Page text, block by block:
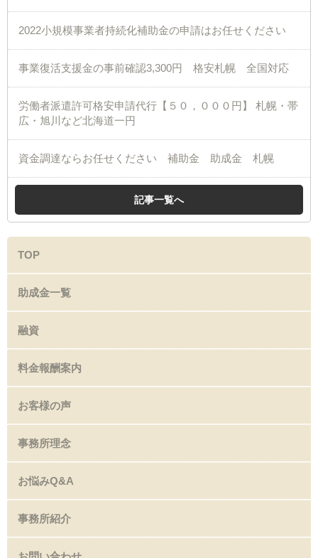
2022小規模事業者持続化補助金の申請はお任せください
事業復活支援金の事前確認3,300円 格安札幌 全国対応
労働者派遣許可格安申請代行【５０，０００円】 札幌・帯
広・旭川など北海道一円
資金調達ならお任せください 補助金 助成金 札幌
記事一覧へ
TOP
助成金一覧
融資
料金報酬案内
お客様の声
事務所理念
お悩みQ&A
事務所紹介